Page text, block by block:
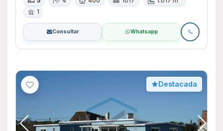
1
Consultar Whatsapp
Destacada